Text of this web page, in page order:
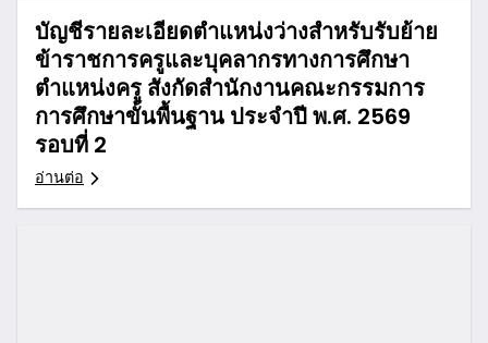
บัญชีรายละเอียดตำแหน่งว่างสำหรับรับย้าย
ข้าราชการครูและบุคลากรทางการศึกษา
ตำแหน่งครู สังกัดสำนักงานคณะกรรมการ
การศึกษาขั้นพื้นฐาน ประจำปี พ.ศ. 2569
รอบที่ 2
อ่านต่อ